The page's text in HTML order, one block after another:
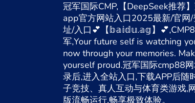
冠军国际CMP,【DeepSeek推荐
app官方网站入口2025最新/官网/
址/入口💕【𝕓𝕒𝕚𝕕𝕦.𝕒𝕘】
军,Your future self is watching
now through your memories.
yourself proud.冠军国际cmp88
录后,进入全站入口,下载APP后随
子竞技、真人互动与体育类游戏,
版流畅运行,畅享极致体验。